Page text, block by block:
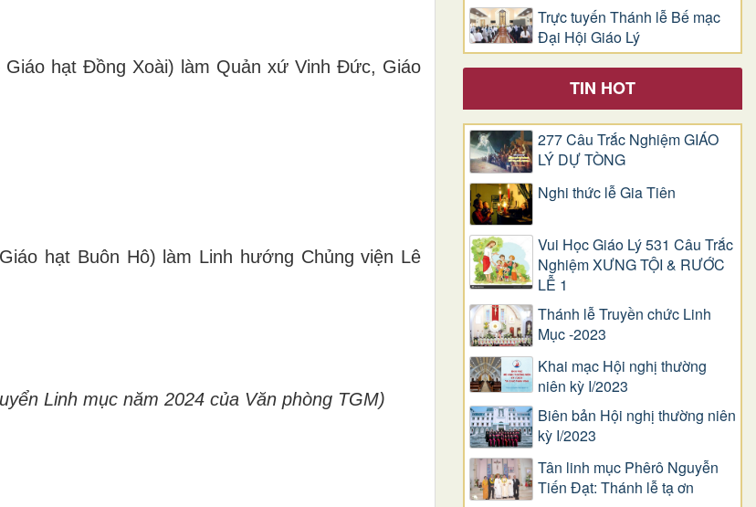
hạt Đồng Xoài) làm Quản xứ Vinh Đức, Giáo
hạt Buôn Hô) làm Linh hướng Chủng viện Lê
Linh mục năm 2024 của Văn phòng TGM)
Trực tuyến Thánh lễ Bế mạc
Đại Hội Giáo Lý
TIN HOT
277 Câu Trắc Nghiệm GIÁO
LÝ DỰ TÒNG
Nghi thức lễ Gia Tiên
Vui Học Giáo Lý 531 Câu Trắc
Nghiệm XƯNG TỘI & RƯỚC
LỄ 1
Thánh lễ Truyền chức Linh
Mục -2023
Khai mạc Hội nghị thường
niên kỳ I/2023
Biên bản Hội nghị thường niên
kỳ I/2023
Tân linh mục Phêrô Nguyễn
Tiến Đạt: Thánh lễ tạ ơn